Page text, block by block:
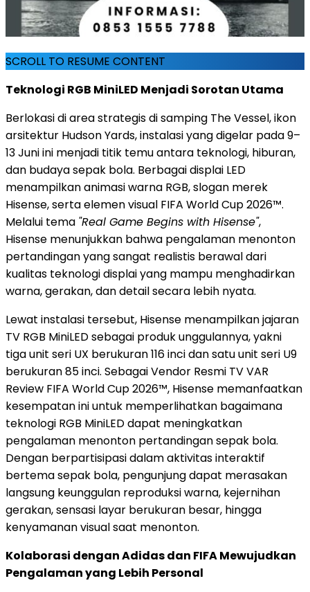
SCROLL TO RESUME CONTENT
Teknologi RGB MiniLED Menjadi Sorotan Utama
Berlokasi di area strategis di samping The Vessel, ikon
arsitektur Hudson Yards, instalasi yang digelar pada 9–
13 Juni ini menjadi titik temu antara teknologi, hiburan,
dan budaya sepak bola. Berbagai displai LED
menampilkan animasi warna RGB, slogan merek
Hisense, serta elemen visual FIFA World Cup 2026™.
Melalui tema "Real Game Begins with Hisense",
Hisense menunjukkan bahwa pengalaman menonton
pertandingan yang sangat realistis berawal dari
kualitas teknologi displai yang mampu menghadirkan
warna, gerakan, dan detail secara lebih nyata.
Lewat instalasi tersebut, Hisense menampilkan jajaran
TV RGB MiniLED sebagai produk unggulannya, yakni
tiga unit seri UX berukuran 116 inci dan satu unit seri U9
berukuran 85 inci. Sebagai Vendor Resmi TV VAR
Review FIFA World Cup 2026™, Hisense memanfaatkan
kesempatan ini untuk memperlihatkan bagaimana
teknologi RGB MiniLED dapat meningkatkan
pengalaman menonton pertandingan sepak bola.
Dengan berpartisipasi dalam aktivitas interaktif
bertema sepak bola, pengunjung dapat merasakan
langsung keunggulan reproduksi warna, kejernihan
gerakan, sensasi layar berukuran besar, hingga
kenyamanan visual saat menonton.
Kolaborasi dengan Adidas dan FIFA Mewujudkan
Pengalaman yang Lebih Personal